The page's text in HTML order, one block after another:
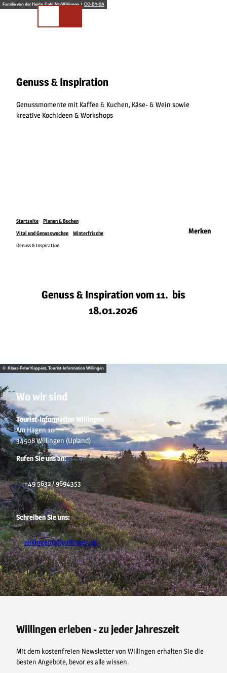
ZFamilie von der Heide, Café Alt-Willingen | CC-BY-SA
Genuss & Inspiration
Genussmomente mit Kaffee & Kuchen, Käse- & Wein sowie
kreative Kochideen & Workshops
Startseite
Planen & Buchen
Vital und Genusswochen
Winterfrische
Genuss & Inspiration
Merken
Genuss & Inspiration vom 11. bis
18.01.2026
© Klaus-Peter Kappest, Tourist-Information Willingen
Wo wir sind
Tourist-Information Willingen
Am Hagen 10
34508 Willingen (Upland)
Rufen Sie uns an:
+49 5632 / 9694353
Schreiben Sie uns:
willingen(at)willingen.de
F
a
c
o
k
P
i
n
e
s
Y
o
u
e
I
n
s
r
a
Willingen erleben - zu jeder Jahreszeit
Mit dem kostenfreien Newsletter von Willingen erhalten Sie die
besten Angebote, bevor es alle wissen.